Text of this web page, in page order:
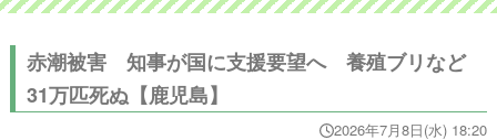
赤潮被害 知事が国に支援要望へ 養殖ブリなど
31万匹死ぬ【鹿児島】
2026年7月8日(水) 18:20